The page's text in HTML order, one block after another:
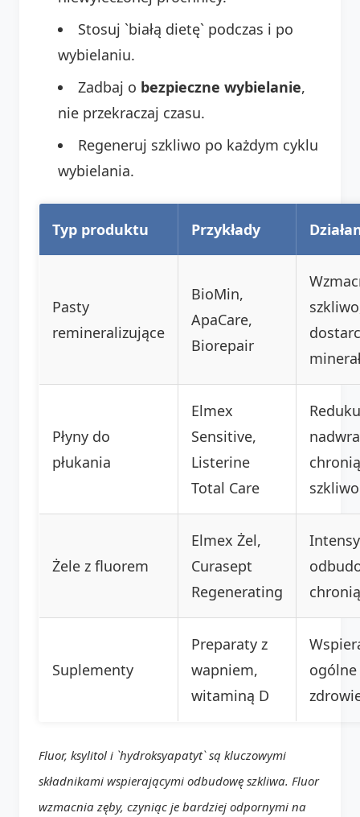
Stosuj `białą dietę` podczas i po
wybielaniu.
Zadbaj o bezpieczne wybielanie,
nie przekraczaj czasu.
Regeneruj szkliwo po każdym cyklu
wybielania.
Typ produktu Przykłady
Pasty
remineralizujące
BioMin,
ApaCare,
Biorepair
Płyny do
płukania
Elmex
Sensitive,
Listerine
Total Care
chronią
szkliwo
Żele z fluorem
Elmex Żel,
Curasept
Regenerating
chronią
Suplementy
Preparaty z
wapniem,
witaminą D
ogólne
Fluor, ksylitol i `hydroksyapatyt` są kluczowymi
składnikami wspierającymi odbudowę szkliwa. Fluor
wzmacnia zęby, czyniąc je bardziej odpornymi na